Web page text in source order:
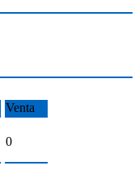
Venta
0